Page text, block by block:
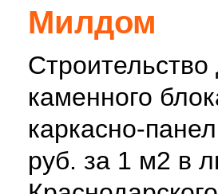
Милдом
каменного
каркасно-
руб. за 1 м2 в